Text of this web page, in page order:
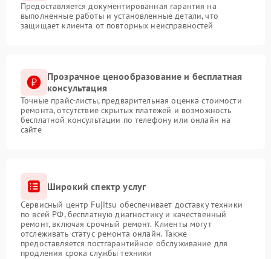
Предоставляется документированная гарантия на
выполненные работы и установленные детали, что
защищает клиента от повторных неисправностей
Прозрачное ценообразование и бесплатная
консультация
Точные прайс-листы, предварительная оценка стоимости
ремонта, отсутствие скрытых платежей и возможность
бесплатной консультации по телефону или онлайн на
сайте
Широкий спектр услуг
Сервисный центр Fujitsu обеспечивает доставку техники
по всей РФ, бесплатную диагностику и качественный
ремонт, включая срочный ремонт. Клиенты могут
отслеживать статус ремонта онлайн. Также
предоставляется постгарантийное обслуживание для
продления срока службы техники